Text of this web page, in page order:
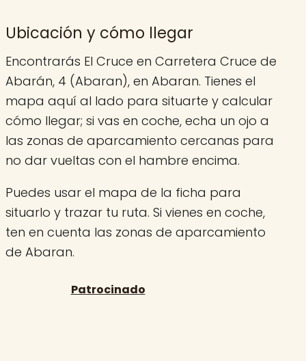
Ubicación y cómo llegar
Encontrarás El Cruce en Carretera Cruce de
Abarán, 4 (Abaran), en Abaran. Tienes el
mapa aquí al lado para situarte y calcular
cómo llegar; si vas en coche, echa un ojo a
las zonas de aparcamiento cercanas para
no dar vueltas con el hambre encima.
Puedes usar el mapa de la ficha para
situarlo y trazar tu ruta. Si vienes en coche,
ten en cuenta las zonas de aparcamiento
de Abaran.